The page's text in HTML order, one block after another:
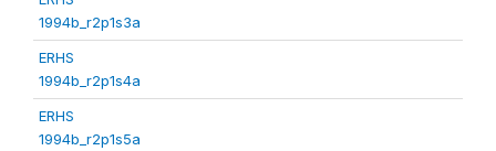
1994b_r2p1s3a
ERHS
1994b_r2p1s4a
ERHS
1994b_r2p1s5a